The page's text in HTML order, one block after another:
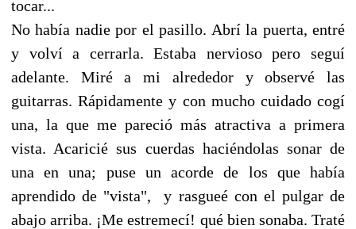
tocar...
No había nadie por el pasillo. Abrí la puerta, entré
y volví a cerrarla. Estaba nervioso pero seguí
adelante. Miré a mi alrededor y observé las
guitarras. Rápidamente y con mucho cuidado cogí
una, la que me pareció más atractiva a primera
vista. Acaricié sus cuerdas haciéndolas sonar de
una en una; puse un acorde de los que había
aprendido de "vista", y rasgueé con el pulgar de
abajo arriba. ¡Me estremecí! qué bien sonaba. Traté